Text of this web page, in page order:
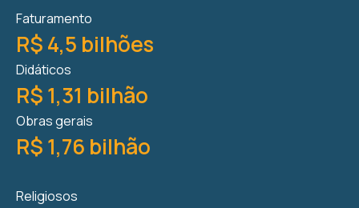
Faturamento
R$ 4,5 bilhões
Didáticos
R$ 1,31 bilhão
Obras gerais
R$ 1,76 bilhão
Religiosos